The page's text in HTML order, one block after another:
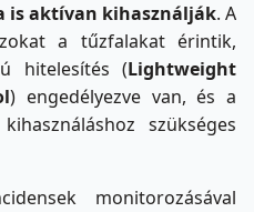
is aktívan kihasználják. A
a tűzfalakat érintik,
hitelesítés (Lightweight
) engedélyezve van, és a
szükséges
monitorozásával